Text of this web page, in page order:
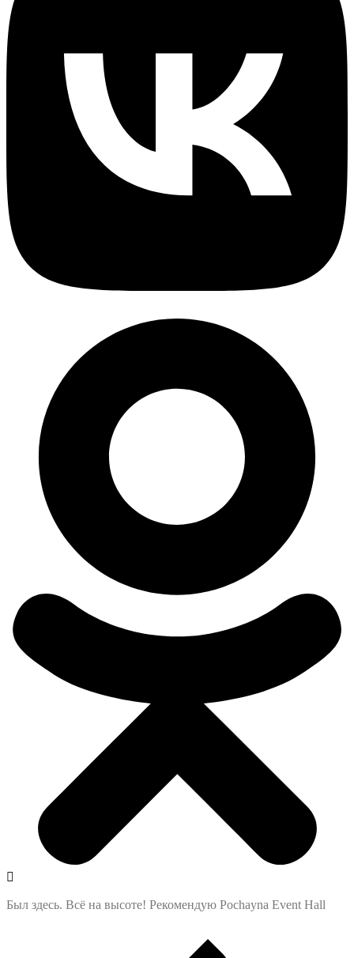
Был здесь. Всё на высоте! Рекомендую Pochayna Event Hall